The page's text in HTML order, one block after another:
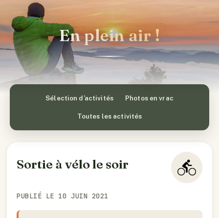
En plein air !
Sélection d’activités Photos en vrac
Toutes les activités
Sortie à vélo le soir
PUBLIÉ LE 10 JUIN 2021